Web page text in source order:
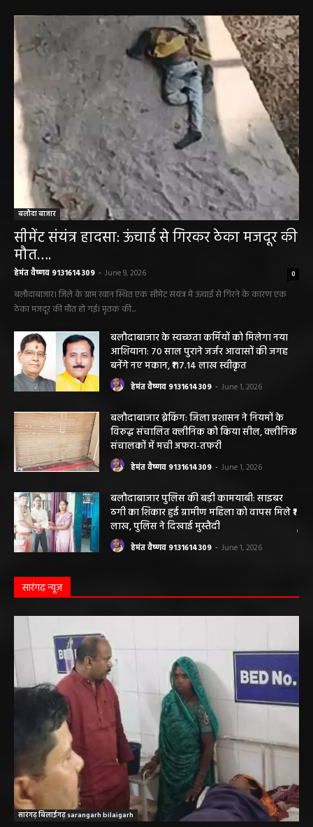
बलौदा बाजार
सीमेंट संयंत्र हादसा: ऊंचाई से गिरकर ठेका मजदूर की
मौत….
हेमंत वैष्णव 9131614309 - June 9, 2026 0
बलौदाबाजार। जिले के ग्राम रवान स्थित एक सीमेंट संयंत्र में ऊंचाई से गिरने के कारण एक
ठेका मजदूर की मौत हो गई। मृतक की...
बलौदाबाजार के स्वच्छता कर्मियों को मिलेगा नया
आशियाना: 70 साल पुराने जर्जर आवासों की जगह
बनेंगे नए मकान, ₹117.14 लाख स्वीकृत
हेमंत वैष्णव 9131614309 - June 1, 2026
बलौदाबाजार ब्रेकिंग: जिला प्रशासन ने नियमों के
विरुद्ध संचालित क्लीनिक को किया सील, क्लीनिक
संचालकों में मची अफरा-तफरी
हेमंत वैष्णव 9131614309 - June 1, 2026
बलौदाबाजार पुलिस की बड़ी कामयाबी: साइबर
ठगी का शिकार हुई ग्रामीण महिला को वापस मिले ₹1
लाख, पुलिस ने दिखाई मुस्तैदी
हेमंत वैष्णव 9131614309 - June 1, 2026
सारंगढ़ न्यूज़
सारंगढ़ बिलाईगढ़ sarangarh bilaigarh